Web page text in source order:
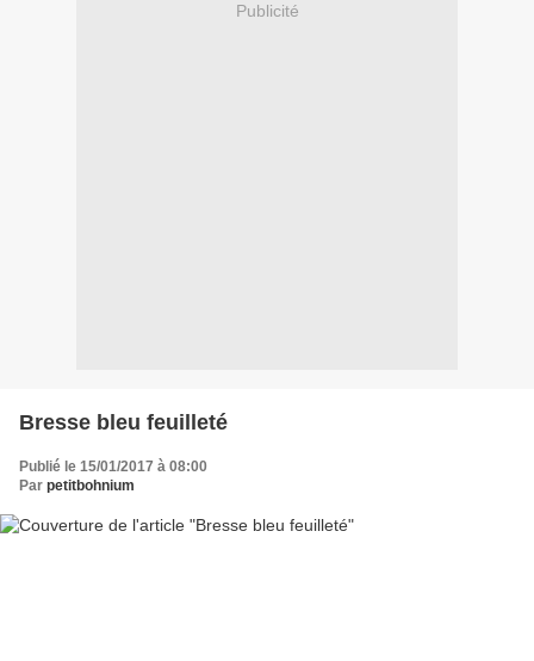
Publicité
Bresse bleu feuilleté
Publié le 15/01/2017 à 08:00
Par petitbohnium